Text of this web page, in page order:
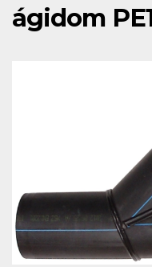
ágidom